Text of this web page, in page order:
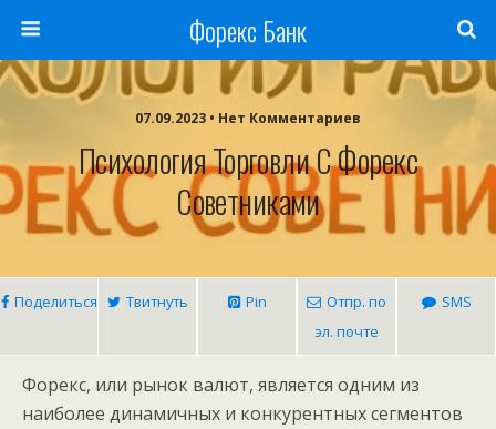
Форекс Банк
07.09.2023 • Нет Комментариев
Психология Торговли С Форекс
Советниками
Поделиться Твитнуть Pin
Отпр. по
эл. почте
SMS
Форекс, или рынок валют, является одним из
наиболее динамичных и конкурентных сегментов